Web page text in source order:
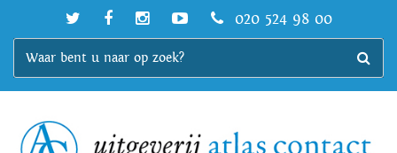
020 524 98 00